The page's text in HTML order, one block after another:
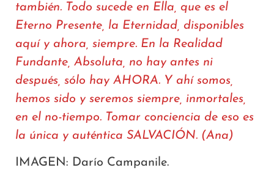
también. Todo sucede en Ella, que es el
Eterno Presente, la Eternidad, disponibles
aquí y ahora, siempre. En la Realidad
Fundante, Absoluta, no hay antes ni
después, sólo hay AHORA. Y ahí somos,
hemos sido y seremos siempre, inmortales,
en el no-tiempo. Tomar conciencia de eso es
la única y auténtica SALVACIÓN. (Ana)
IMAGEN: Darío Campanile.